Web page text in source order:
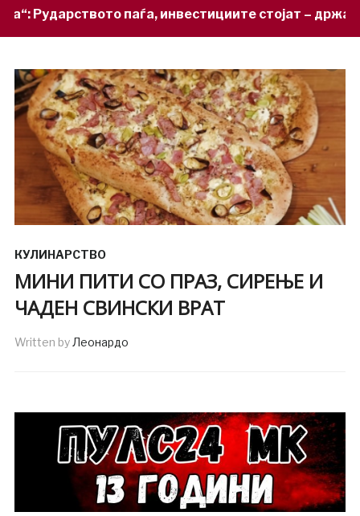
инвестициите стојат – државата мора да го
КУЛИНАРСТВО
МИНИ ПИТИ СО ПРАЗ, СИРЕЊЕ И
ЧАДЕН СВИНСКИ ВРАТ
Written byЛеонардо